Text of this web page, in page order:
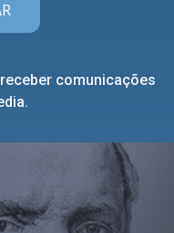
comunicações